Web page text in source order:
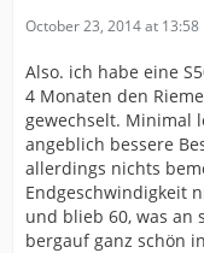
October 23, 2014 at 13:58
Also. ich habe eine
4 Monaten den
gewechselt. Minimal
angeblich bessere
allerdings nichts
Endgeschwindigkeit
und blieb 60, was an
bergauf ganz schön